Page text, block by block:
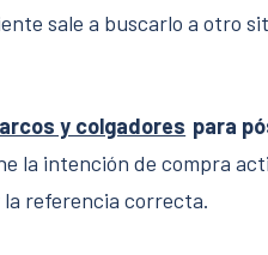
sale a buscarlo a otro
y colgadores para
la intención de compra
referencia correcta.